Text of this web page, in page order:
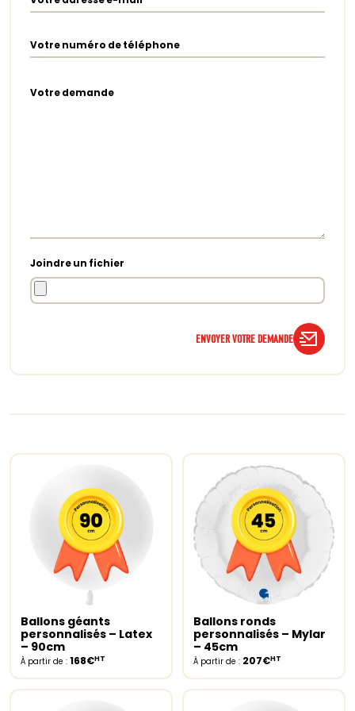
Votre numéro de téléphone
Votre demande
Joindre un fichier
ENVOYER VOTRE DEMANDE
Select options
Ballons géants
personnalisés – Latex
– 90cm
À partir de : 168€HT
Select options
Ballons ronds
personnalisés – Mylar
– 45cm
À partir de : 207€HT